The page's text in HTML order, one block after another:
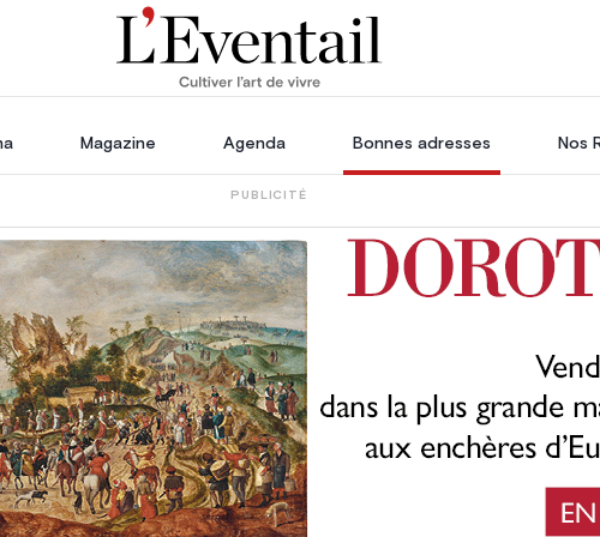
Magazine Agenda Bonnes adresses Nos
PUBLICITÉ